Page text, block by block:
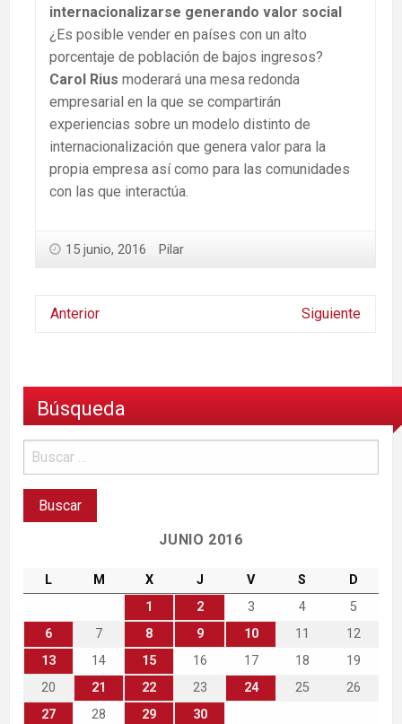
internacionalizarse generando valor social
¿Es posible vender en países con un alto
porcentaje de población de bajos ingresos?
Carol Rius moderará una mesa redonda
empresarial en la que se compartirán
experiencias sobre un modelo distinto de
internacionalización que genera valor para la
propia empresa así como para las comunidades
con las que interactúa.
15 junio, 2016 Pilar
Anterior Siguiente
Búsqueda
JUNIO 2016
L M X J V S
D
1
2 3 4
5
6
7 8 9 10 11
12
13
14 15 16 17 18
19
20
21 22 23 24 25
26
27
28 29 30